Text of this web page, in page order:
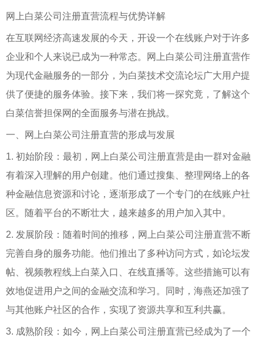
网上白菜公司注册直营流程与优势详解
在互联网经济高速发展的今天，开设一个在线账户对于许多
企业和个人来说已成为一种常态。网上白菜公司注册直营作
为现代金融服务的一部分，为白菜技术交流论坛广大用户提
供了便捷的服务体验。接下来，我们将一探究竟，了解这个
白菜信誉担保网的全面服务与潜在挑战。
一、网上白菜公司注册直营的形成与发展
1. 初始阶段：最初，网上白菜公司注册直营是由一群对金融
有着深入理解的用户创建。他们通过搜集、整理网络上的各
种金融信息资源和讨论，逐渐形成了一个专门的在线账户社
区。随着平台的不断壮大，越来越多的用户加入其中。
2. 发展阶段：随着时间的推移，网上白菜公司注册直营不断
完善自身的服务功能。他们推出了多种访问方式，如论坛发
帖、视频教程线上白菜入口、在线直播等。这些措施可以有
效地促进用户之间的金融交流和学习。同时，海燕还加强了
与其他账户社区的合作，实现了资源共享和互利共赢。
3. 成熟阶段：如今，网上白菜公司注册直营已经成为了一个